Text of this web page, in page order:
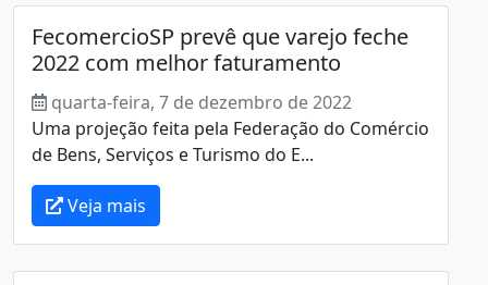
FecomercioSP prevê que varejo feche
2022 com melhor faturamento
quarta-feira, 7 de dezembro de 2022
Uma projeção feita pela Federação do Comércio
de Bens, Serviços e Turismo do E...
Veja mais